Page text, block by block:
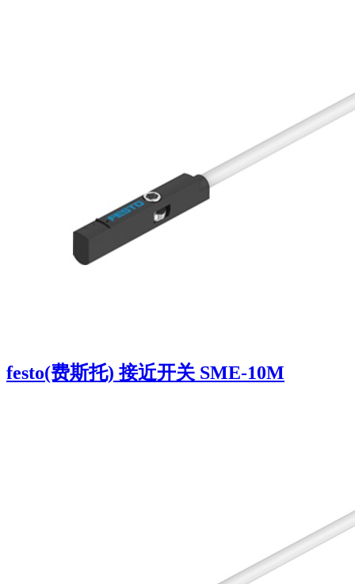
festo(费斯托) 接近开关 SME-10M